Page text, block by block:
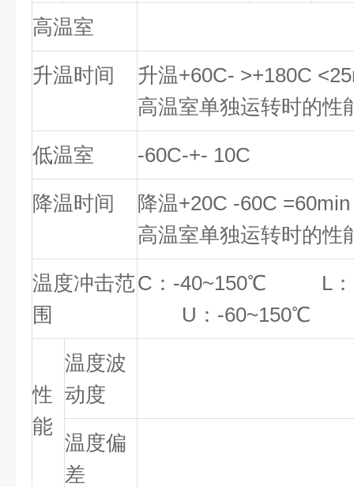
高温室
升温时间
升温+60C- >+180C
高温室单独运转时的性
低温室 -60C-+- 10C
降温时间 降温+20C -60C =60min
高温室单独运转时的性
温度冲击范
围
C：-40~150℃ L：-
U：-60~150℃
性
能
温度波
动度
温度偏
差